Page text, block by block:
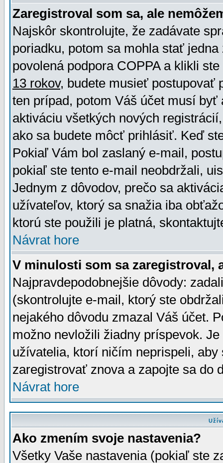
Zaregistroval som sa, ale
Najskôr skontrolujte, že zadávate
poriadku, potom sa mohla stať
povolená podpora COPPA a klikli
13 rokov, budete musieť postupovať
ten prípad, potom Váš účet musí
aktiváciu všetkých nových
ako sa budete môcť prihlásiť. Keď
Pokiaľ Vám bol zaslaný e-mail,
pokiaľ ste tento e-mail neobdržali,
Jednym z dôvodov, prečo sa
užívateľov, ktorý sa snažia iba
ktorú ste použili je platná,
Návrat hore
V minulosti som sa zaregistroval,
Najpravdepodobnejšie dôvody:
(skontrolujte e-mail, ktorý ste
nejakého dôvodu zmazal Váš účet.
možno nevložili žiadny príspevok.
užívatelia, ktorí ničím neprispeli,
zaregistrovať znova a zapojte sa do
Návrat hore
Ako zmením svoje nastavenia?
Všetky Vaše nastavenia (pokiaľ ste